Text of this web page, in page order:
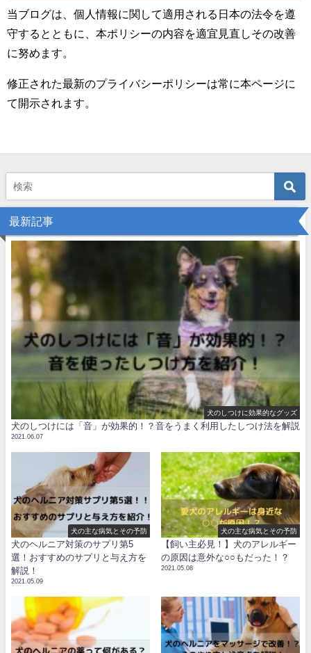
当ブログは、個人情報に関して適用される日本の法令を遵
守するとともに、本ポリシーの内容を適宜見直しその改善
に努めます。
修正された最新のプライバシーポリシーは常に本ページに
て開示されます。
最新記事
犬のしつけに効果的なグッズ
犬のしつけには「音」が効果的！？音をうまく利用したしつけ法を解説
2021.06.07
犬の主な病気とその予防
犬のヘルニア対策のサプリ第5
選！おすすめのサプリと与え方を
解説！
2021.05.09
犬の主な病気とその予防
【飼い主必見！】犬のアレルギー
の原因は意外な○○もだった！？
2021.05.08